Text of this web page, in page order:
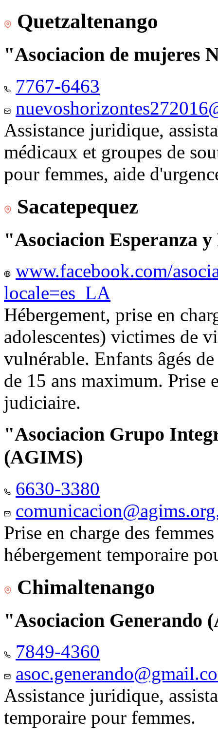
Quetzaltenango
"Asociacion de mujeres
7767-6463
Assistance juridique,
médicaux et groupes de
pour femmes, aide
Sacatepequez
"Asociacion Esperanza
www.facebook.com/
locale=es_LA
Hébergement, prise en
adolescentes) victimes de
vulnérable. Enfants âgés
de 15 ans maximum. Prise
judiciaire.
"Asociacion Grupo
(AGIMS)
6630-3380
Prise en charge des
hébergement temporaire
Chimaltenango
"Asociacion Generando
7849-4360
Assistance juridique,
temporaire pour femmes.